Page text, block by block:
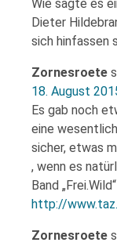
Wie sagte es
Dieter
sich hinfassen
Zornesroete
18. August
Es gab noch
eine
sicher, etwas
, wenn es
Band
http://
Zornesroete